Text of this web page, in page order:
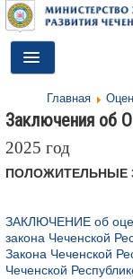
Toggle
Navigation
ДЕЯТЕЛЬНОСТЬ
О
ДОКУМЕНТЫ
ПРЕСС-ЦЕНТР
Главная
Заключения об
2025 год
ПОЛОЖИТЕЛЬНЫЕ
ЗАКЛЮЧЕНИЕ об
закона Чеченской
Закона Чеченской
Чеченской